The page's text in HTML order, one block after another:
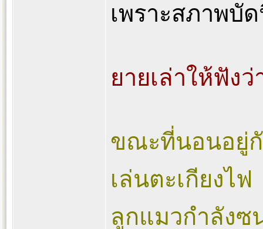
เพราะสภาพบั
ยายเล่าให้ฟังว่
ขณะที่นอนอยู่
เล่นตะเกียงไฟ
ลูกแมวกำลังซ